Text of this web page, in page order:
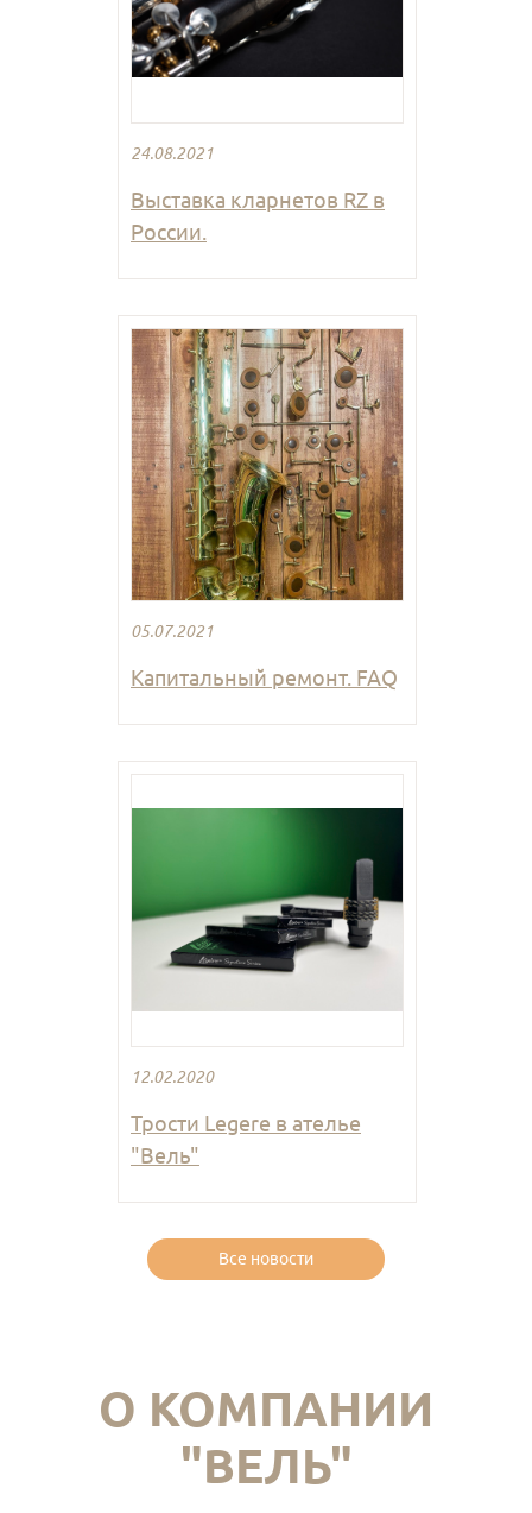
24.08.2021
Выставка кларнетов RZ в
России.
05.07.2021
Капитальный ремонт. FAQ
12.02.2020
Трости Legere в ателье
"Вель"
Все новости
О КОМПАНИИ
"ВЕЛЬ"